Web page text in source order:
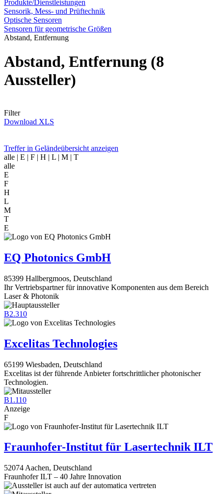
Produkte/Dienstleistungen
Sensorik, Mess- und Prüftechnik
Optische Sensoren
Sensoren für geometrische Größen
Abstand, Entfernung
Abstand, Entfernung (8
Aussteller)
Filter
Download XLS
Treffer in Geländeübersicht anzeigen
alle | E | F | H | L | M | T
alle
E
F
H
L
M
T
E
EQ Photonics GmbH
85399 Hallbergmoos, Deutschland
Ihr Vertriebspartner für innovative Komponenten aus dem Bereich
Laser & Photonik
B2.310
Excelitas Technologies
65199 Wiesbaden, Deutschland
Excelitas ist der führende Anbieter fortschrittlicher photonischer
Technologien.
B1.110
Anzeige
F
Fraunhofer-Institut für Lasertechnik ILT
52074 Aachen, Deutschland
Fraunhofer ILT – 40 Jahre Innovation